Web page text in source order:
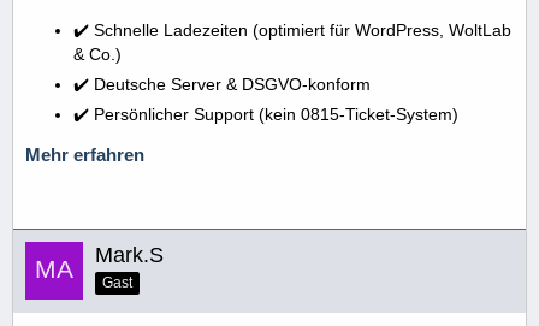
✔️ Schnelle Ladezeiten (optimiert für WordPress, WoltLab
& Co.)
✔️ Deutsche Server & DSGVO-konform
✔️ Persönlicher Support (kein 0815-Ticket-System)
Mehr erfahren
Mark.S
Gast